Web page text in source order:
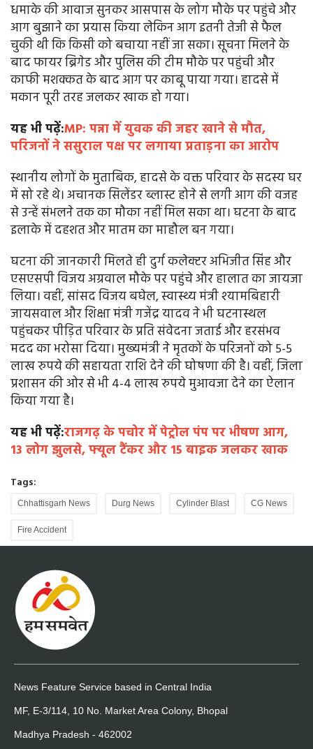
धमाके की आवाज सुनकर आसपास के लोग मौके पर पहुंचे और
आग बुझाने का प्रयास किया लेकिन आग इतनी तेजी से फैल
चुकी थी कि किसी को बचाया नहीं जा सका। सूचना मिलने के
बाद फायर ब्रिगेड और पुलिस की टीम मौके पर पहुंची और
काफी मशक्कत के बाद आग पर काबू पाया गया। हादसे में
मकान पूरी तरह जलकर खाक हो गया।
यह भी पढ़ें:MP: पन्ना में युवक की जहर खाने से मौत,
परिजनों ने ससुराल पक्ष पर लगाया प्रताड़ना का आरोप
स्थानीय लोगों के मुताबिक, हादसे के वक्त परिवार के सदस्य घर
में सो रहे थे। अचानक सिलेंडर ब्लास्ट होने से लगी आग की वजह
से उन्हें संभलने तक का मौका नहीं मिल सका था। घटना के बाद
इलाके में दहशत और मातम का माहौल बन गया।
घटना की जानकारी मिलते ही दुर्ग कलेक्टर अभिजीत सिंह और
एसएसपी विजय अग्रवाल मौके पर पहुंचे और हालात का जायजा
लिया। वहीं, सांसद विजय बघेल, स्वास्थ्य मंत्री श्यामबिहारी
जायसवाल और शिक्षा मंत्री गजेंद्र यादव ने भी घटनास्थल
पहुंचकर पीड़ित परिवार के प्रति संवेदना जताई और हरसंभव
मदद का भरोसा दिया। मुख्यमंत्री ने मृतकों के परिजनों को 5-5
लाख रुपये की सहायता राशि देने की घोषणा की है। वहीं, जिला
प्रशासन की ओर से भी 4-4 लाख रुपये मुआवजा देने का ऐलान
किया गया है।
यह भी पढ़ें:राजगढ़ के पचोर में पेट्रोल पंप पर भीषण आग,
13 लोग झुलसे, फ्यूल टैंकर और 15 बाइक जलकर खाक
Tags:
Chhattisgarh News Durg News Cylinder Blast CG News
Fire Accident
News Feature Service based in Central India
MF, E-3/114, 10 No. Market Area Colony, Bhopal
Madhya Pradesh - 462002